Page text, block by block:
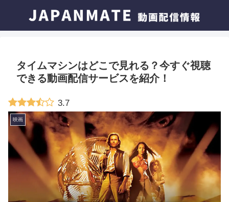
タイムマシンはどこで見れる？今すぐ視聴
できる動画配信サービスを紹介！
3.7
映画